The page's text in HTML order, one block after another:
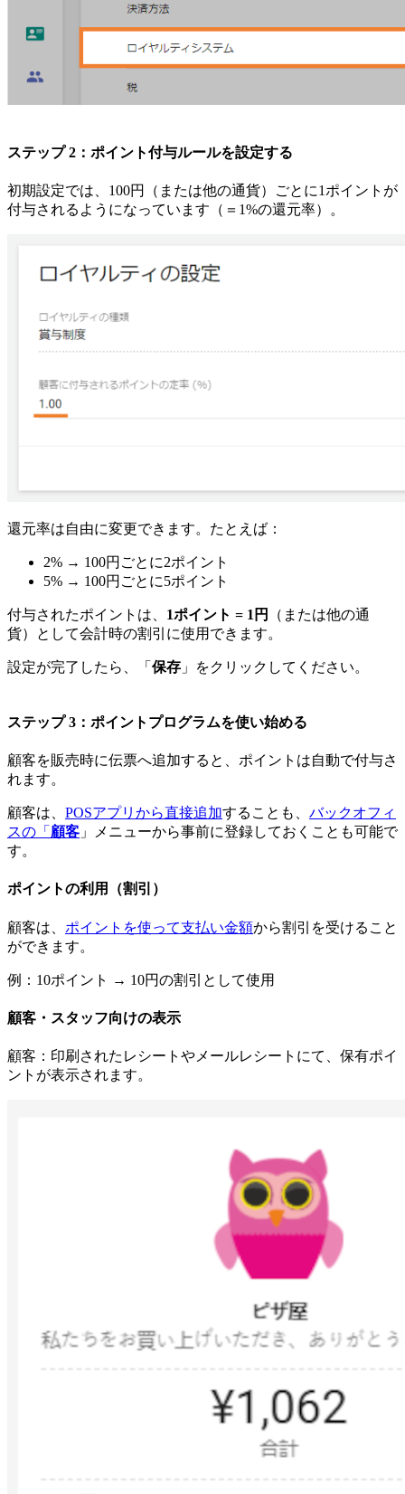
ステップ 2：ポイント付与ルールを設定する
初期設定では、100円（または他の通貨）ごとに1ポイントが
付与されるようになっています（＝1%の還元率）。
還元率は自由に変更できます。たとえば：
2% → 100円ごとに2ポイント
5% → 100円ごとに5ポイント
付与されたポイントは、 1ポイント = 1円
（または他の通
貨）として会計時の割引に使用できます。
設定が完了したら、「 保存 」をクリックしてください。
ステップ 3：ポイントプログラムを使い始める
顧客を販売時に伝票へ追加すると、ポイントは自動で付与さ
れます。
顧客は、 POSアプリから直接追加することも、 バックオフィ
スの「 顧客 」メニューから事前に登録しておくことも可能で
す。
ポイントの利用（割引）
顧客は、 ポイントを使って支払い金額から割引を受けること
ができます。
例：10ポイント → 10円の割引として使用
顧客・スタッフ向けの表示
顧客：印刷されたレシートやメールレシートにて、保有ポイ
ントが表示されます。